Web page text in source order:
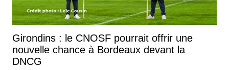
Girondins : le CNOSF pourrait offrir une
nouvelle chance à Bordeaux devant la
DNCG